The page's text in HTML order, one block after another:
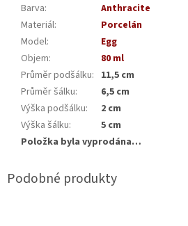
Barva:
Anthracite
Materiál:
Porcelán
Model:
Egg
Objem:
80 ml
Průměr podšálku: 11,5 cm
Průměr šálku:
6,5 cm
Výška podšálku:
2 cm
Výška šálku:
5 cm
Položka byla vyprodána…